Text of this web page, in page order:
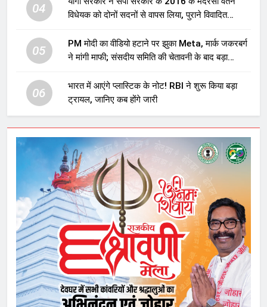
04
विधेयक को दोनों सदनों से वापस लिया, पुराने विवादित
05
PM मोदी का वीडियो हटाने पर झुका Meta, मार्क जकरबर्ग
ने मांगी माफी; संसदीय समिति की चेतावनी के बाद बड़ा
06
भारत में आएंगे प्लास्टिक के नोट! RBI ने शुरू किया बड़ा
ट्रायल, जानिए कब होंगे जारी